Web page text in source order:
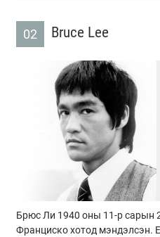
02 Bruce Lee
Брюс Ли 1940 оны 11-р сарын
Франциско хотод мэндэлсэн.